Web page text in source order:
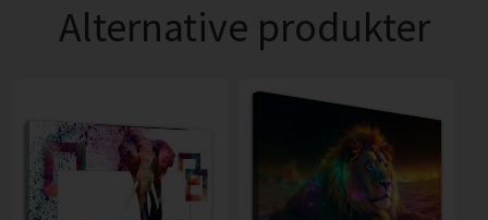
Alternative produkter